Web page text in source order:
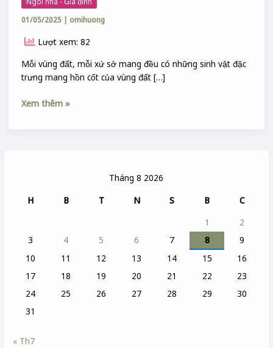
Tháng 8 2026
H
B T N S B
C
1
2
3
4 5 6 7 8
9
10
11 12 13 14 15
16
17
18 19 20 21 22
23
24
25 26 27 28 29
30
31
« Th7
01/05/2025 | omihuong
Lượt xem: 82
Mỗi vùng đất, mỗi xứ sở mang đều có những sinh vật đặc
trưng mang hồn cốt của vùng đất […]
Xem thêm »